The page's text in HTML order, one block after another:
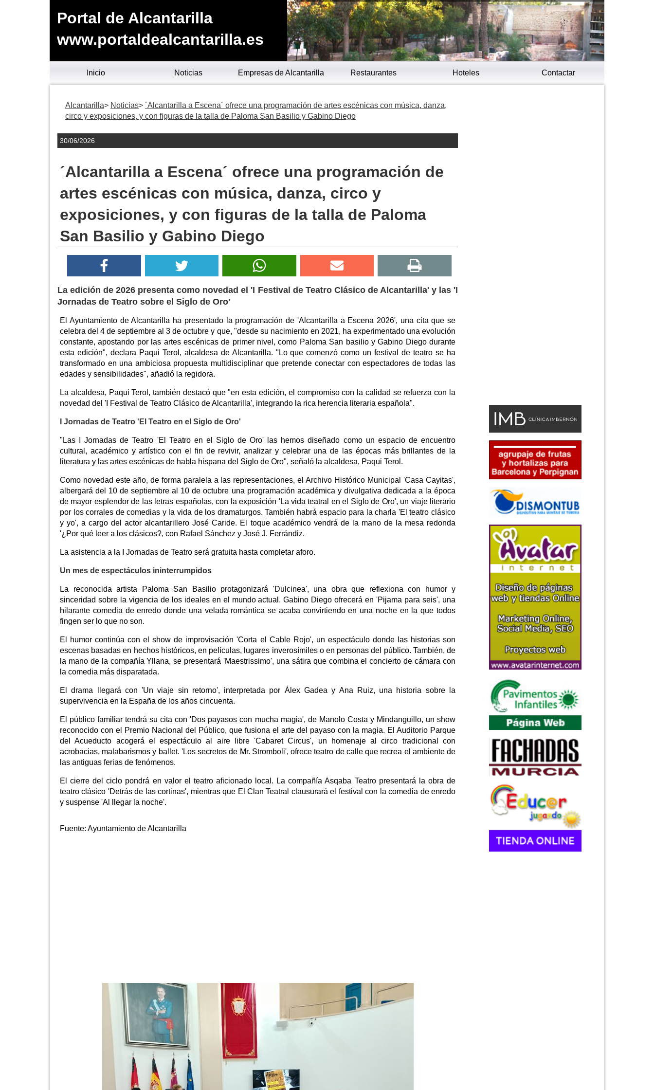
Portal de Alcantarilla
www.portaldealcantarilla.es
Inicio Noticias Empresas de Alcantarilla Restaurantes Hoteles Contactar
Alcantarilla Noticias
´Alcantarilla a Escena´ ofrece una programación de artes escénicas con música, danza,
circo y exposiciones, y con figuras de la talla de Paloma San Basilio y Gabino Diego
30/06/2026
´Alcantarilla a Escena´ ofrece una programación de
artes escénicas con música, danza, circo y
exposiciones, y con figuras de la talla de Paloma
San Basilio y Gabino Diego
La edición de 2026 presenta como novedad el 'I Festival de Teatro Clásico de Alcantarilla' y las 'I
Jornadas de Teatro sobre el Siglo de Oro'
El Ayuntamiento de Alcantarilla ha presentado la programación de 'Alcantarilla a Escena 2026', una cita que se
celebra del 4 de septiembre al 3 de octubre y que, "desde su nacimiento en 2021, ha experimentado una evolución
constante, apostando por las artes escénicas de primer nivel, como Paloma San basilio y Gabino Diego durante
esta edición", declara Paqui Terol, alcaldesa de Alcantarilla. "Lo que comenzó como un festival de teatro se ha
transformado en una ambiciosa propuesta multidisciplinar que pretende conectar con espectadores de todas las
edades y sensibilidades", añadió la regidora.
La alcaldesa, Paqui Terol, también destacó que "en esta edición, el compromiso con la calidad se refuerza con la
novedad del 'I Festival de Teatro Clásico de Alcantarilla', integrando la rica herencia literaria española".
I Jornadas de Teatro 'El Teatro en el Siglo de Oro'
"Las I Jornadas de Teatro 'El Teatro en el Siglo de Oro' las hemos diseñado como un espacio de encuentro
cultural, académico y artístico con el fin de revivir, analizar y celebrar una de las épocas más brillantes de la
literatura y las artes escénicas de habla hispana del Siglo de Oro", señaló la alcaldesa, Paqui Terol.
Como novedad este año, de forma paralela a las representaciones, el Archivo Histórico Municipal 'Casa Cayitas',
albergará del 10 de septiembre al 10 de octubre una programación académica y divulgativa dedicada a la época
de mayor esplendor de las letras españolas, con la exposición 'La vida teatral en el Siglo de Oro', un viaje literario
por los corrales de comedias y la vida de los dramaturgos. También habrá espacio para la charla 'El teatro clásico
y yo', a cargo del actor alcantarillero José Caride. El toque académico vendrá de la mano de la mesa redonda
'¿Por qué leer a los clásicos?, con Rafael Sánchez y José J. Ferrándiz.
La asistencia a la I Jornadas de Teatro será gratuita hasta completar aforo.
Un mes de espectáculos ininterrumpidos
La reconocida artista Paloma San Basilio protagonizará 'Dulcinea', una obra que reflexiona con humor y
sinceridad sobre la vigencia de los ideales en el mundo actual. Gabino Diego ofrecerá en 'Pijama para seis', una
hilarante comedia de enredo donde una velada romántica se acaba convirtiendo en una noche en la que todos
fingen ser lo que no son.
El humor continúa con el show de improvisación 'Corta el Cable Rojo', un espectáculo donde las historias son
escenas basadas en hechos históricos, en películas, lugares inverosímiles o en personas del público. También, de
la mano de la compañía Yllana, se presentará 'Maestrissimo', una sátira que combina el concierto de cámara con
la comedia más disparatada.
El drama llegará con 'Un viaje sin retorno', interpretada por Álex Gadea y Ana Ruiz, una historia sobre la
supervivencia en la España de los años cincuenta.
El público familiar tendrá su cita con 'Dos payasos con mucha magia', de Manolo Costa y Mindanguillo, un show
reconocido con el Premio Nacional del Público, que fusiona el arte del payaso con la magia. El Auditorio Parque
del Acueducto acogerá el espectáculo al aire libre 'Cabaret Circus', un homenaje al circo tradicional con
acrobacias, malabarismos y ballet. 'Los secretos de Mr. Stromboli', ofrece teatro de calle que recrea el ambiente de
las antiguas ferias de fenómenos.
El cierre del ciclo pondrá en valor el teatro aficionado local. La compañía Asqaba Teatro presentará la obra de
teatro clásico 'Detrás de las cortinas', mientras que El Clan Teatral clausurará el festival con la comedia de enredo
y suspense 'Al llegar la noche'.
Fuente: Ayuntamiento de Alcantarilla